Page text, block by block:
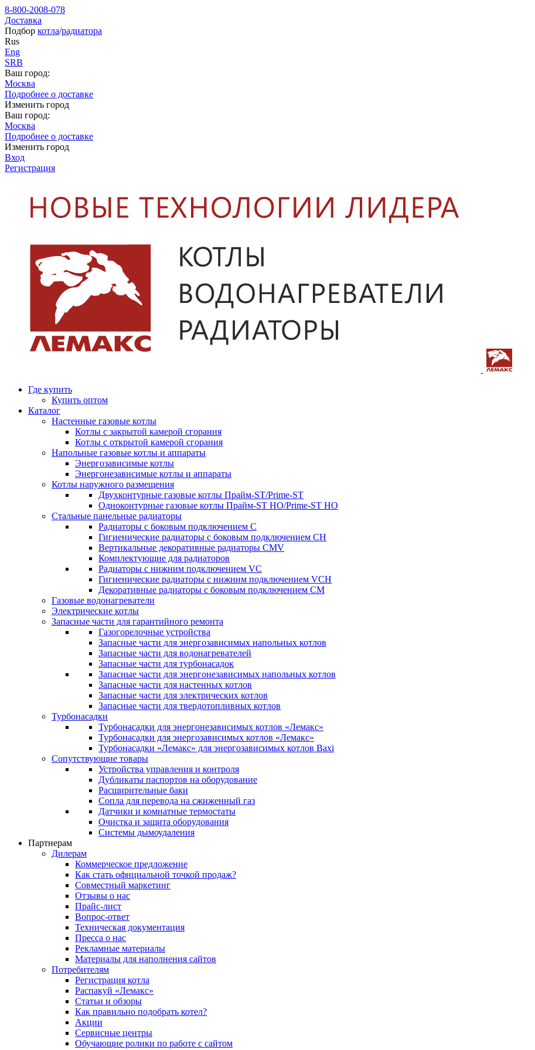
8-800-2008-078
Доставка
Подбор котла/радиатора
Rus
Eng
SRB
Ваш город:
Москва
Подробнее о доставке
Изменить город
Ваш город:
Москва
Подробнее о доставке
Изменить город
Вход
Регистрация
Где купить
Купить оптом
Каталог
Настенные газовые котлы
Котлы с закрытой камерой сгорания
Котлы с открытой камерой сгорания
Напольные газовые котлы и аппараты
Энергозависимые котлы
Энергонезависимые котлы и аппараты
Котлы наружного размещения
Двухконтурные газовые котлы Прайм-ST/Prime-ST
Одноконтурные газовые котлы Прайм-ST HO/Prime-ST HO
Стальные панельные радиаторы
Радиаторы c боковым подключением C
Гигиенические радиаторы c боковым подключением CH
Вертикальные декоративные радиаторы CMV
Комплектующие для радиаторов
Радиаторы c нижним подключением VC
Гигиенические радиаторы c нижним подключением VCH
Декоративные радиаторы с боковым подключением CM
Газовые водонагреватели
Электрические котлы
Запасные части для гарантийного ремонта
Газогорелочные устройства
Запасные части для энергозависимых напольных котлов
Запасные части для водонагревателей
Запасные части для турбонасадок
Запасные части для энергонезависимых напольных котлов
Запасные части для настенных котлов
Запасные части для электрических котлов
Запасные части для твердотопливных котлов
Турбонасадки
Турбонасадки для энергонезависимых котлов «Лемакс»
Турбонасадки для энергозависимых котлов «Лемакс»
Турбонасадки «Лемакс» для энергозависимых котлов Baxi
Сопутствующие товары
Устройства управления и контроля
Дубликаты паспортов на оборудование
Расширительные баки
Сопла для перевода на сжиженный газ
Датчики и комнатные термостаты
Очистка и защита оборудования
Системы дымоудаления
Партнерам
Дилерам
Коммерческое предложение
Как стать официальной точкой продаж?
Совместный маркетинг
Отзывы о нас
Прайс-лист
Вопрос-ответ
Техническая документация
Пресса о нас
Рекламные материалы
Материалы для наполнения сайтов
Потребителям
Регистрация котла
Распакуй «Лемакс»
Статьи и обзоры
Как правильно подобрать котел?
Акции
Сервисные центры
Обучающие ролики по работе с сайтом